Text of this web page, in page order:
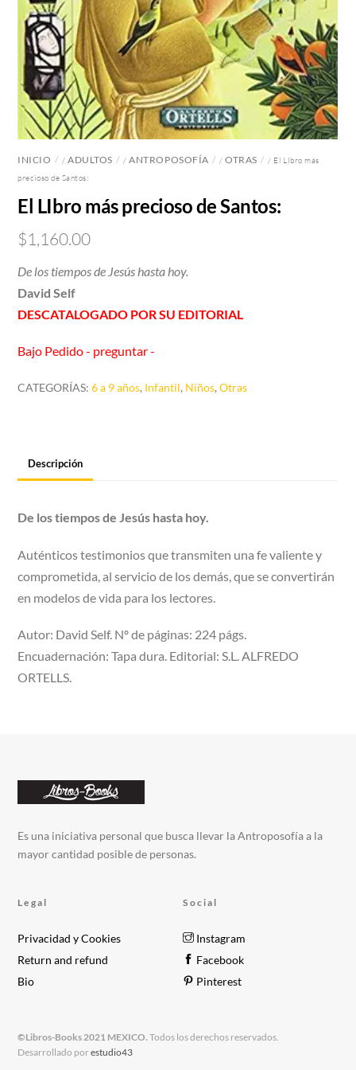
INICIO /ADULTOS /ANTROPOSOFÍA /OTRAS
/ El LIbro más
precioso de Santos:
El LIbro más precioso de Santos:
$1,160.00
De los tiempos de Jesús hasta hoy.
David Self
DESCATALOGADO POR SU EDITORIAL
Bajo Pedido - preguntar -
CATEGORÍAS:6 a 9 años, Infantil, Niños,Otras
Descripción
De los tiempos de Jesús hasta hoy.
Auténticos testimonios que transmiten una fe valiente y
comprometida, al servicio de los demás, que se convertirán
en modelos de vida para los lectores.
Autor: David Self. Nº de páginas: 224 págs.
Encuadernación: Tapa dura. Editorial: S.L. ALFREDO
ORTELLS.
Es una iniciativa personal que busca llevar la Antroposofía a la
mayor cantidad posible de personas.
Legal
Privacidad y Cookies
Return and refund
Bio
Social
Instagram
Facebook
Pinterest
©Libros-Books 2021 MEXICO.Todos los derechos reservados.
Desarrollado porestudio43